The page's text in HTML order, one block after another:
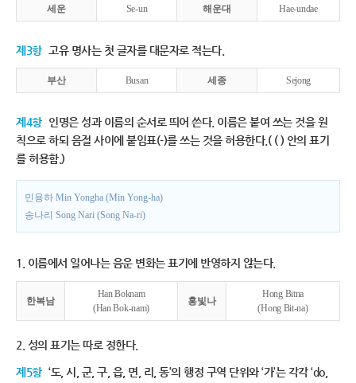
세운 Se-un 해운대 Hae-undae
제3항 고유 명사는 첫 글자를 대문자로 적는다.
부산 Busan 세종 Sejong
제4항 인명은 성과 이름의 순서로 띄어 쓴다. 이름은 붙여 쓰는 것을 원
칙으로 하되 음절 사이에 붙임표(-)를 쓰는 것을 허용한다.( ( ) 안의 표기
를 허용함.)
민용하 Min Yongha (Min Yong-ha)
송나리 Song Nari (Song Na-ri)
1. 이름에서 일어나는 음운 변화는 표기에 반영하지 않는다.
한복남
Han Boknam
(Han Bok-nam)
홍빛나
Hong Bitna
(Hong Bit-na)
2. 성의 표기는 따로 정한다.
제5항 ‘도, 시, 군, 구, 읍, 면, 리, 동’의 행정 구역 단위와 ‘가’는 각각 ‘do,